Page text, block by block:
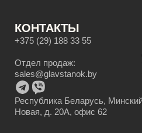
КОНТАКТЫ
+375 (29) 188 33 55
Отдел продаж:
sales@glavstanok.by
Республика Беларусь,
Новая, д. 20А, офис 62